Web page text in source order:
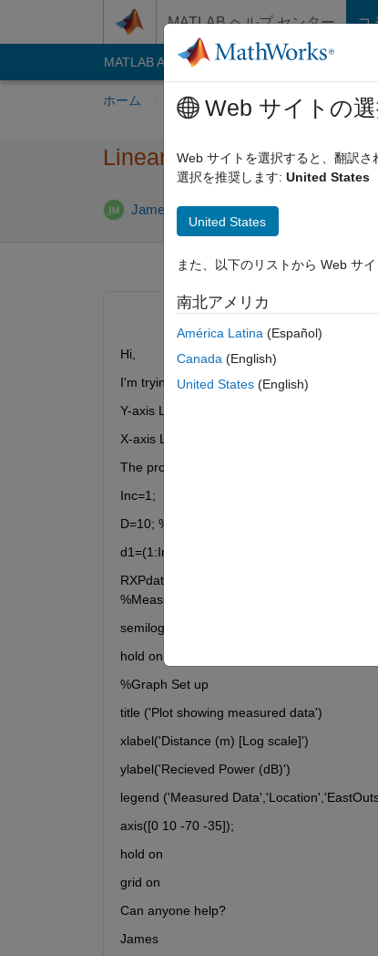
MATLAB ヘルプ センター コ
MATLAB Answers File Exchange
ホーム 質問する 回答 閲覧
Linear regression on a
James Mathew 2013 6 月 11
Hi,
I'm trying to plot a linear regression line on
Y-axis Linear Received power in dB
X-axis Log distance in m
The program and data I'm using as as
Inc=1;
D=10; %Max meaurement distance
d1=(1:Inc:D); %1m to max measurment
RXPdata1=[-45.0983; -53.3746; -54.4132;
%Measured data in dB
semilogx(d1,(RXPdata1(:,1)),'-or') %Plot
hold on
%Graph Set up
title ('Plot showing measured data')
xlabel('Distance (m) [Log scale]')
ylabel('Recieved Power (dB)')
legend ('Measured
axis([0 10 -70 -35]);
hold on
grid on
Can anyone help?
James
Web サイトの
Web サイトを選択すると、翻訳
選択を推奨します: United States
United States
また、以下のリストから Web サ
南北アメリカ
América Latina (Español)
Canada (English)
United States (English)